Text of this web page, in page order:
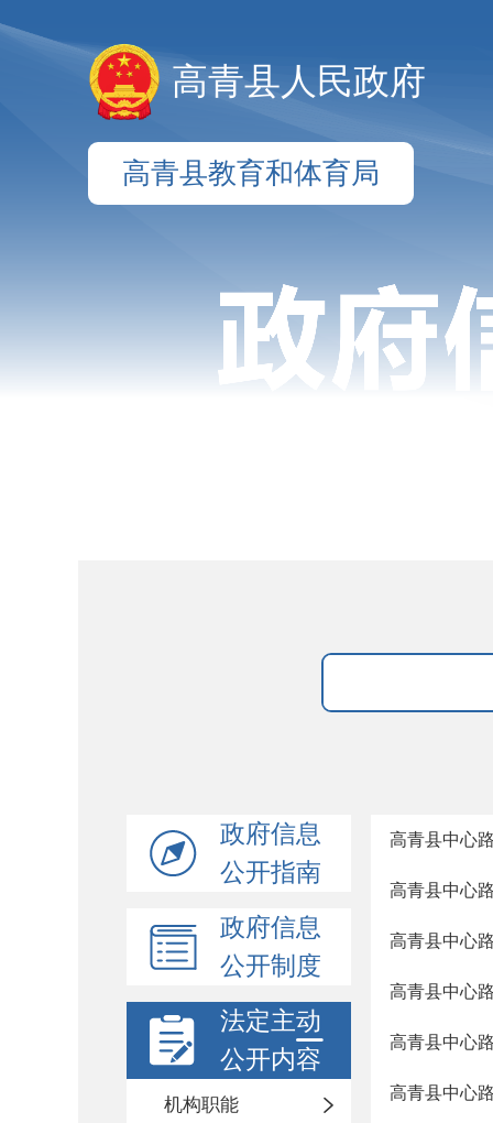
高青县人民政府
高青县教育和体育局
政府信息
公开指南
政府信息
公开制度
法定主动
公开内容
机构职能
高青县中心
高青县中心
高青县中心
高青县中心
高青县中心
高青县中心